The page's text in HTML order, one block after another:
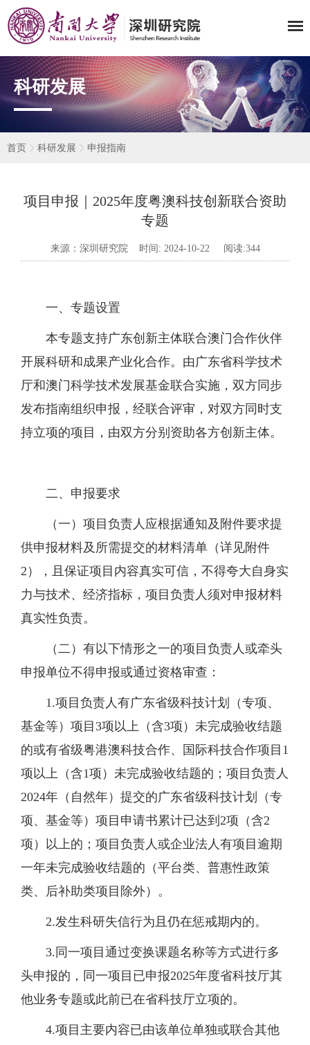
科研发展
首页 科研发展 申报指南
项目申报｜2025年度粤澳科技创新联合资助
专题
来源：深圳研究院 时间: 2024-10-22 阅读:344
一、专题设置
本专题支持广东创新主体联合澳门合作伙伴
开展科研和成果产业化合作。由广东省科学技术
厅和澳门科学技术发展基金联合实施，双方同步
发布指南组织申报，经联合评审，对双方同时支
持立项的项目，由双方分别资助各方创新主体。
二、申报要求
（一）项目负责人应根据通知及附件要求提
供申报材料及所需提交的材料清单（详见附件
2），且保证项目内容真实可信，不得夸大自身实
力与技术、经济指标，项目负责人须对申报材料
真实性负责。
（二）有以下情形之一的项目负责人或牵头
申报单位不得申报或通过资格审查：
1.项目负责人有广东省级科技计划（专项、
基金等）项目3项以上（含3项）未完成验收结题
的或有省级粤港澳科技合作、国际科技合作项目1
项以上（含1项）未完成验收结题的；项目负责人
2024年（自然年）提交的广东省级科技计划（专
项、基金等）项目申请书累计已达到2项（含2
项）以上的；项目负责人或企业法人有项目逾期
一年未完成验收结题的（平台类、普惠性政策
类、后补助类项目除外）。
2.发生科研失信行为且仍在惩戒期内的。
3.同一项目通过变换课题名称等方式进行多
头申报的，同一项目已申报2025年度省科技厅其
他业务专题或此前已在省科技厅立项的。
4.项目主要内容已由该单位单独或联合其他